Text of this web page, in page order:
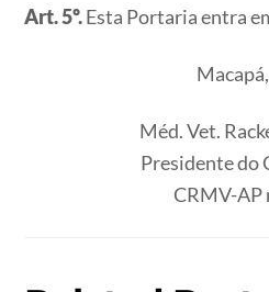
Art. 5º.Esta Portaria entra
Méd. Vet.
Presidente do
CRMV-AP